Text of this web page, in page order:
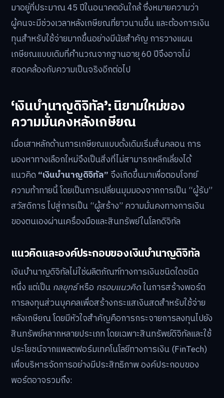
มาอยู่ที่ประมาณ 45 ปีในอนาคตอันใกล้ ซึ่งหมายความว่า
ผู้คนจะมีช่วงเวลาหลังเกษียณที่ยาวนานขึ้น และต้องการเงิน
ทุนสำหรับใช้จ่ายมากขึ้นอย่างมีนัยสำคัญ การวางแผน
เกษียณแบบเดิมที่คำนวณจากฐานอายุ 60 ปีจึงอาจไม่
สอดคล้องกับความเป็นจริงอีกต่อไป
‘เงินบำนาญดิจิทัล’: นิยามใหม่ของ
ความมั่นคงหลังเกษียณ
เมื่อเสาหลักด้านการเกษียณแบบดั้งเดิมเริ่มสั่นคลอน การ
มองหาทางเลือกใหม่จึงเป็นสิ่งที่ไม่สามารถหลีกเลี่ยงได้
แนวคิด “เงินบำนาญดิจิทัล” จึงเกิดขึ้นมาเพื่อตอบโจทย์
ความท้าทายนี้ โดยเป็นการเปลี่ยนมุมมองจากการเป็น “ผู้รับ”
สวัสดิการ ไปสู่การเป็น “ผู้สร้าง” ความมั่นคงทางการเงิน
ของตนเองผ่านเครื่องมือและสินทรัพย์ในโลกดิจิทัล
แนวคิดและองค์ประกอบของเงินบำนาญดิจิทัล
เงินบำนาญดิจิทัลไม่ใช่ผลิตภัณฑ์ทางการเงินชนิดใดชนิด
หนึ่ง แต่เป็น กลยุทธ์หรือ กรอบแนวคิดในการสร้างพอร์ต
การลงทุนส่วนบุคคลเพื่อสร้างกระแสเงินสดสำหรับใช้จ่าย
หลังเกษียณ โดยมีหัวใจสำคัญคือการกระจายการลงทุนไปยัง
สินทรัพย์หลากหลายประเภท โดยเฉพาะสินทรัพย์ดิจิทัลและใช้
ประโยชน์จากแพลตฟอร์มเทคโนโลยีทางการเงิน (FinTech)
เพื่อบริหารจัดการอย่างมีประสิทธิภาพ องค์ประกอบของ
พอร์ตอาจรวมถึง: